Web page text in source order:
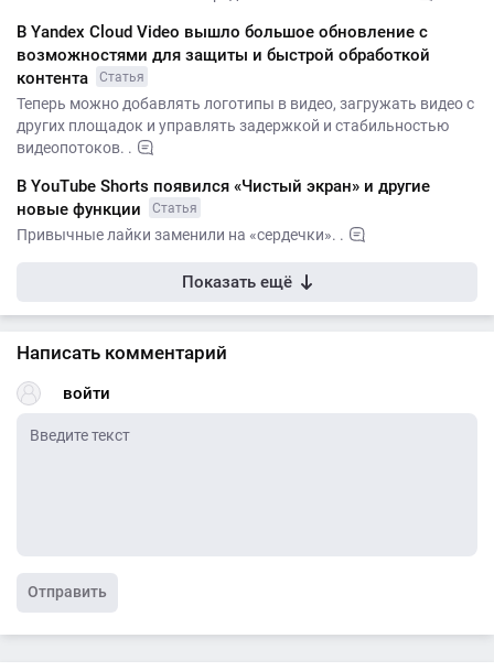
В Yandex Cloud Video вышло большое обновление с
возможностями для защиты и быстрой обработкой
контента
Статья
Теперь можно добавлять логотипы в видео, загружать видео с
других площадок и управлять задержкой и стабильностью
видеопотоков. .
В YouTube Shorts появился «Чистый экран» и другие
новые функции
Статья
Привычные лайки заменили на «сердечки». .
Показать ещё
Написать комментарий
войти
Отправить